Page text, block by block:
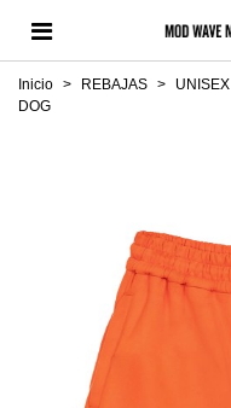
Inicio > REBAJAS > UNISEX
DOG